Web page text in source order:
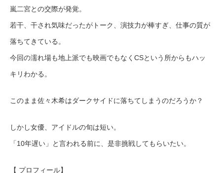
嵐二宮との交際が発覚。
若干、干され気味だったがトーク、演技力が棒すぎ、仕事の質が
落ちてきている。
今回の濡れ場も地上派でも映画でもなくCSという所からもハッ
キリわかる。
このまま佐々木希はダークサイドに落ちてしまうのだろうか？
しかし女優、アイドルの旬は短い。
「10年遅い」と言われる前に、是非挑戦してもらいたい。
【 プロフィール】